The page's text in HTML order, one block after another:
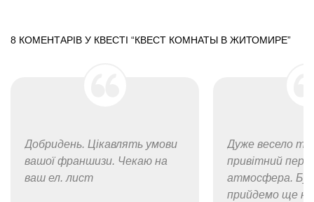
8 КОМЕНТАРІВ У КВЕСТІ “КВЕСТ КОМНАТЫ В ЖИТОМИРЕ”
Добридень. Цікавлять умови
вашої франшизи. Чекаю на
ваш ел. лист
Дуже весело та
привітний
атмосфера. Був
прийдемо ще не